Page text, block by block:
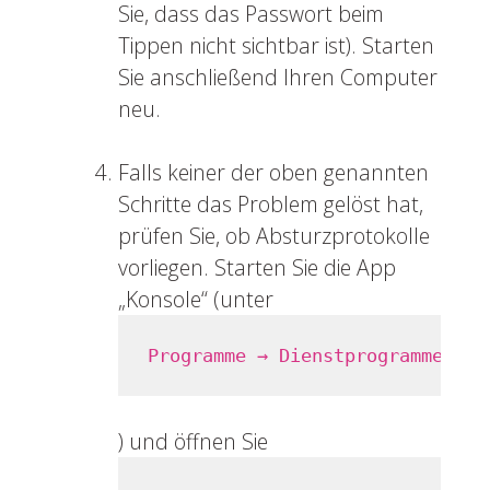
Sie, dass das Passwort beim
Tippen nicht sichtbar ist). Starten
Sie anschließend Ihren Computer
neu.
Falls keiner der oben genannten
Schritte das Problem gelöst hat,
prüfen Sie, ob Absturzprotokolle
vorliegen. Starten Sie die App
„Konsole“ (unter
Programme → Dienstprogramme →
) und öffnen Sie